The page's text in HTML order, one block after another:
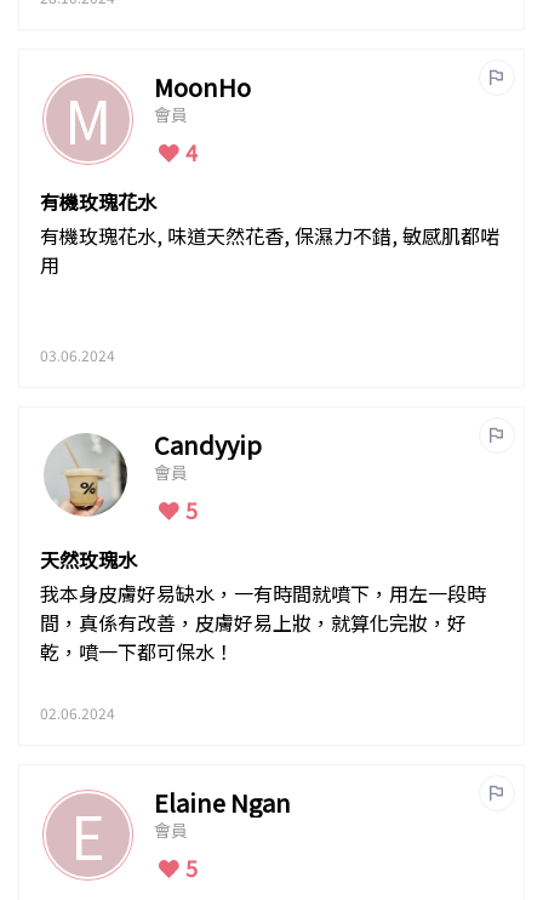
M MoonHo
會員
4
有機玫瑰花水
有機玫瑰花水, 味道天然花香, 保濕力不錯, 敏感肌都啱
用
03.06.2024
Candyyip
會員
5
天然玫瑰水
我本身皮膚好易缺水，一有時間就噴下，用左一段時
間，真係有改善，皮膚好易上妝，就算化完妝，好
乾，噴一下都可保水！
02.06.2024
E Elaine Ngan
會員
5